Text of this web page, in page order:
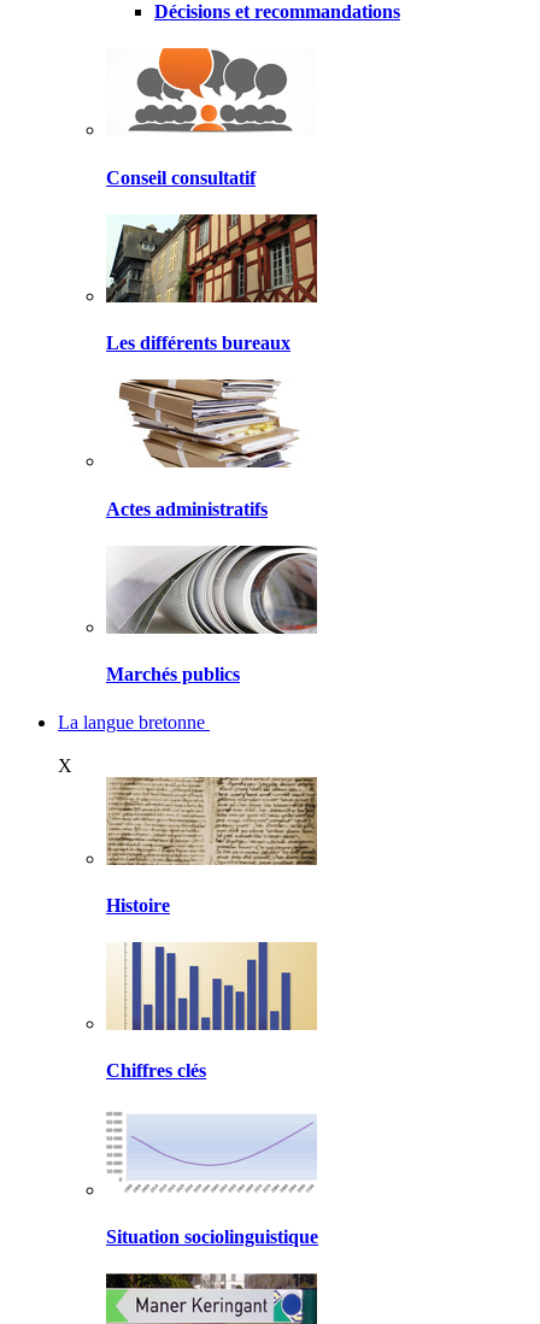
Décisions et recommandations
Conseil consultatif
Les différents bureaux
Actes administratifs
Marchés publics
La langue bretonne
X
Histoire
Chiffres clés
Situation sociolinguistique